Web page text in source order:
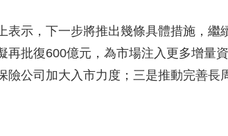
奧會 CBA NBA 中超 國足 國際
體育江湖 文化體育 冰雪道路 足球道路
示，下一步將推出幾條具體措施，繼
批復600億元，為市場注入更多增量資
公司加大入市力度； 三是推動完善長